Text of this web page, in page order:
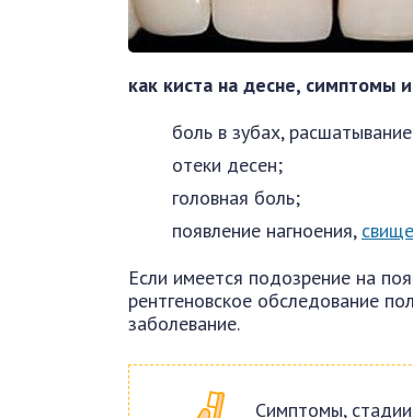
как киста на десне, симптомы
боль в зубах,
отеки десен;
головная боль;
появление нагноения,
Если имеется подозрение на
рентгеновское обследование
заболевание.
Симптомы,